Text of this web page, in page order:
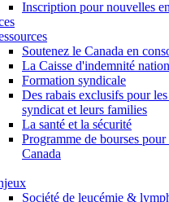
Inscription pour nouvelles
Soutenez le Canada en
La Caisse d'indemnité
Formation syndicale
Des rabais exclusifs pour
syndicat et leurs families
La santé et la sécurité
Programme de bourses
Canada
Société de leucémie &